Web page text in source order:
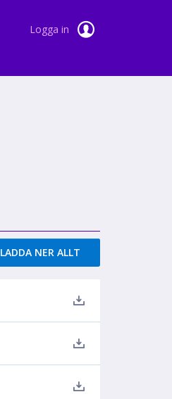
Logga in
LADDA NER ALLT